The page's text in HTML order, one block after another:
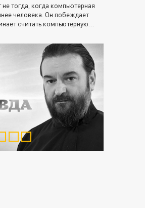
тогда, когда компьютерная
человека. Он побеждает
считать компьютерную